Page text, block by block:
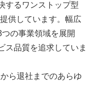
するワンストップ型
供しています。幅広
の事業領域を展開
ス品質を追求していま
ら退社までのあらゆ